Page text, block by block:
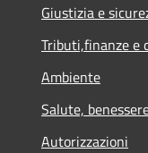
Giustizia e
Tributi,finanze e
Ambiente
Salute,
Autorizzazioni